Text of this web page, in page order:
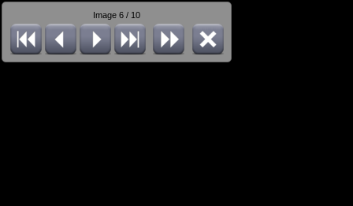
Image 6 / 10